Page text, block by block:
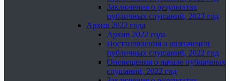
Заключения о результатах
публичных слушаний, 2023 год
Архив 2022 года
Архив 2022 года
Постановления о назначении
публичных слушаний, 2022 год
Оповещения о начале публичных
слушаний, 2022 год